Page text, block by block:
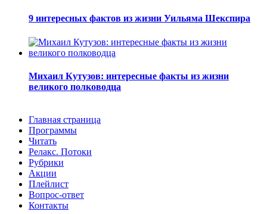
9 интересных фактов из жизни Уильяма Шекспира
Михаил Кутузов: интересные факты из жизни
великого полководца
Главная страница
Программы
Читать
Релакс. Потоки
Рубрики
Акции
Плейлист
Вопрос-ответ
Контакты